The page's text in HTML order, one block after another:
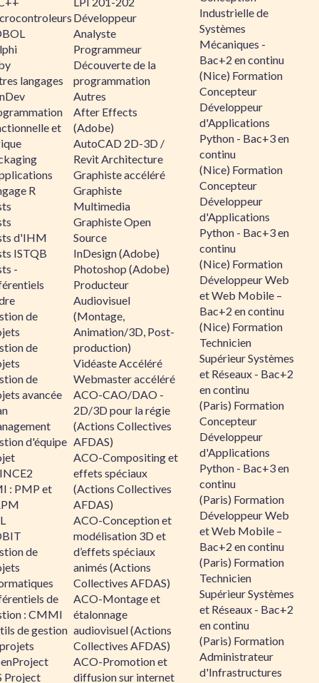
langages
et
R
d'IHM
ISTQB
-
de
de
de
avancée
d'équipe
: PMP et
de
de
: CMMI
de gestion
Project
Développeur
Analyste
Programmeur
Découverte de la
programmation
Autres
After Effects
(Adobe)
AutoCAD 2D-3D /
Revit Architecture
Graphiste accéléré
Graphiste
Multimedia
Graphiste Open
Source
InDesign (Adobe)
Photoshop (Adobe)
Producteur
Audiovisuel
(Montage,
Animation/3D, Post-
production)
Vidéaste Accéléré
Webmaster accéléré
ACO-CAO/DAO -
2D/3D pour la régie
(Actions Collectives
AFDAS)
ACO-Compositing et
effets spéciaux
(Actions Collectives
AFDAS)
ACO-Conception et
modélisation 3D et
d’effets spéciaux
animés (Actions
Collectives AFDAS)
ACO-Montage et
étalonnage
audiovisuel (Actions
Collectives AFDAS)
ACO-Promotion et
diffusion sur internet
Industrielle de
Systèmes
Mécaniques -
Bac+2 en continu
(Nice) Formation
Concepteur
Développeur
d'Applications
Python - Bac+3 en
continu
(Nice) Formation
Concepteur
Développeur
d'Applications
Python - Bac+3 en
continu
(Nice) Formation
Développeur Web
et Web Mobile –
Bac+2 en continu
(Nice) Formation
Technicien
Supérieur Systèmes
et Réseaux - Bac+2
en continu
(Paris) Formation
Concepteur
Développeur
d'Applications
Python - Bac+3 en
continu
(Paris) Formation
Développeur Web
et Web Mobile –
Bac+2 en continu
(Paris) Formation
Technicien
Supérieur Systèmes
et Réseaux - Bac+2
en continu
(Paris) Formation
Administrateur
d'Infrastructures